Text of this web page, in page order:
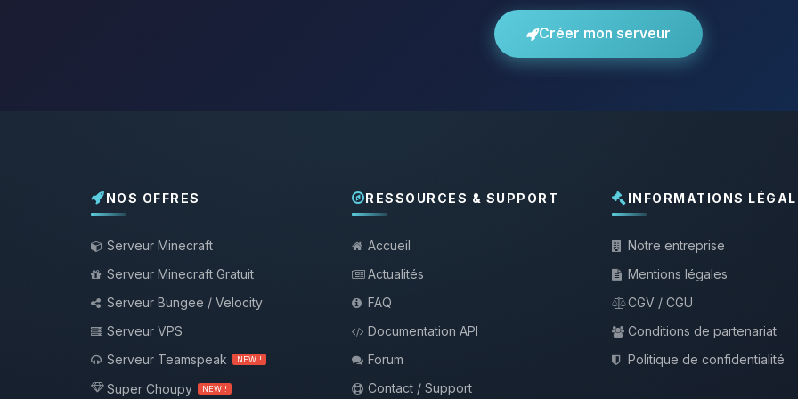
Créer mon serveur
NOS OFFRES
Serveur Minecraft
Serveur Minecraft Gratuit
Serveur Bungee / Velocity
Serveur VPS
Serveur Teamspeak
NEW !
Super Choupy NEW !
RESSOURCES & SUPPORT
Accueil
Actualités
FAQ
Documentation API
Forum
Contact / Support
INFORMATIONS
Notre entreprise
Mentions légales
CGV / CGU
Conditions de partenariat
Politique de confidentialité